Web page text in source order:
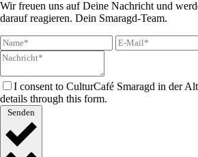
Wir freuen uns auf Deine Nachricht und
darauf reagieren. Dein Smaragd-Team.
I consent to CulturCafé Smaragd in der
details through this form.
Senden